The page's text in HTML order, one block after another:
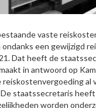
vaste
een gewijzigd
Dat heeft de
in antwoord op
reiskostenvergoeding al
staatssecretaris
worden